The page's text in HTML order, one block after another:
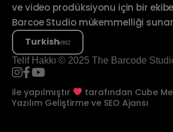
ve video prodüksiyonu için bir
Barcoe Studio mükemmelliği
Turkish
Telif Hakkı © 2025 The Barcode
ile yapılmıştır tarafından Cube
Yazılım Geliştirme ve SEO Ajansı